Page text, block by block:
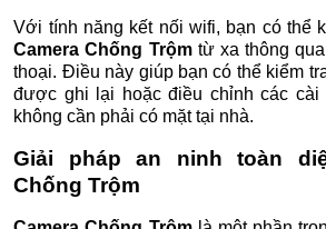
Với tính năng kết nối wifi, bạn có thể
Camera Chống Trộmtừ xa thông
thoại. Điều này giúp bạn có thể kiểm
được ghi lại hoặc điều chỉnh các cài
không cần phải có mặt tại nhà.
Giải pháp an ninh toàn
Chống Trộm